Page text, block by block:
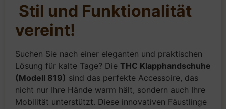
Stil und Funktionalität
vereint!
Suchen Sie nach einer eleganten und praktischen
Lösung für kalte Tage? Die THC Klapphandschuhe
(Modell 819) sind das perfekte Accessoire, das
nicht nur Ihre Hände warm hält, sondern auch Ihre
Mobilität unterstützt. Diese innovativen Fäustlinge